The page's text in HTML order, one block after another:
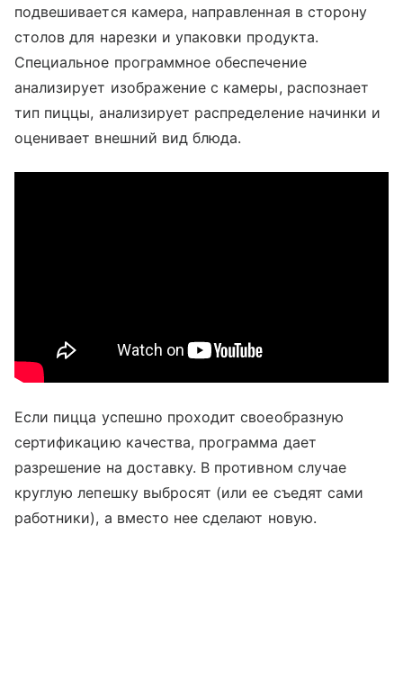
подвешивается камера, направленная в сторону
столов для нарезки и упаковки продукта.
Специальное программное обеспечение
анализирует изображение с камеры, распознает
тип пиццы, анализирует распределение начинки и
оценивает внешний вид блюда.
Если пицца успешно проходит своеобразную
сертификацию качества, программа дает
разрешение на доставку. В противном случае
круглую лепешку выбросят (или ее съедят сами
работники), а вместо нее сделают новую.